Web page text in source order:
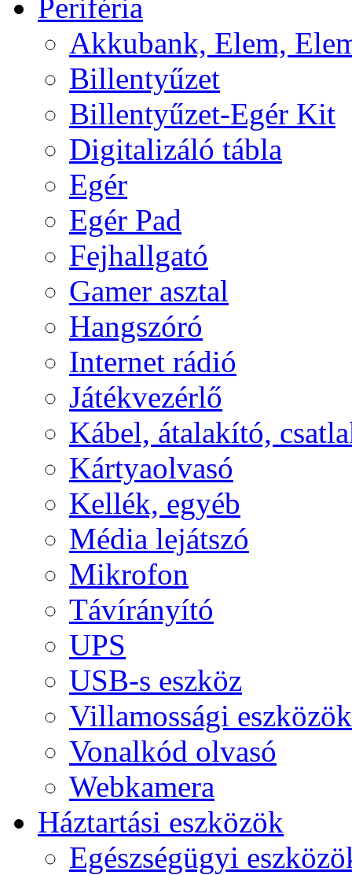
Periféria
Akkubank, Elem,
Billentyűzet
Billentyűzet-Egér Kit
Digitalizáló tábla
Egér
Egér Pad
Fejhallgató
Gamer asztal
Hangszóró
Internet rádió
Játékvezérlő
Kábel, átalakító,
Kártyaolvasó
Kellék, egyéb
Média lejátszó
Mikrofon
Távírányító
UPS
USB-s eszköz
Villamossági eszközök
Vonalkód olvasó
Webkamera
Háztartási eszközök
Egészségügyi